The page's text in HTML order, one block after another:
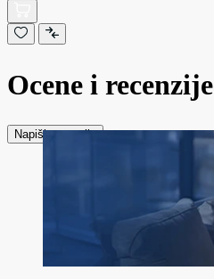
Ocene i recenzije
Napiši recenziju